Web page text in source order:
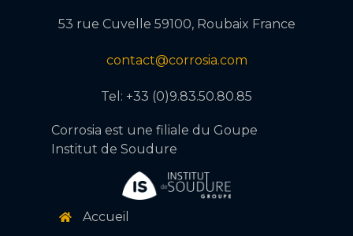
53 rue Cuvelle 59100, Roubaix France
contact@corrosia.com
Tel: +33 (0)9.83.50.80.85
Corrosia est une filiale du Goupe
Institut de Soudure
Accueil